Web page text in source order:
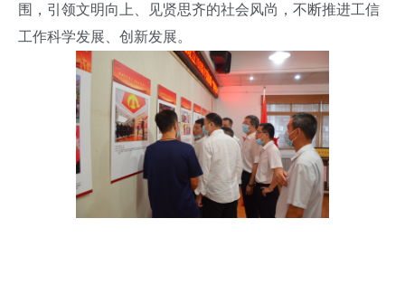
围，引领文明向上、见贤思齐的社会风尚，不断推进工信
工作科学发展、创新发展。